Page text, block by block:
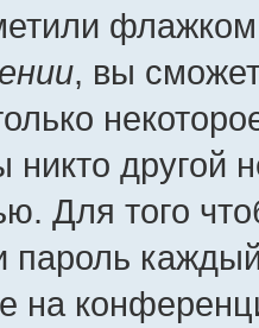
, вы
никто другой
Для того
пароль
на